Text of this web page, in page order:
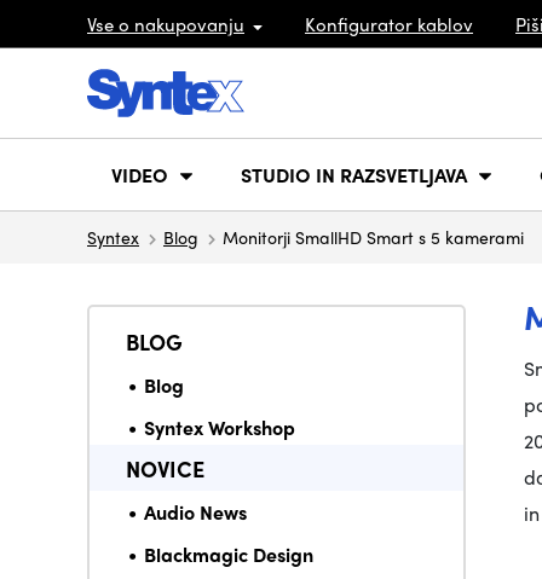
Vse o nakupovanju Konfigurator kablov
VIDEO STUDIO IN RAZSVETLJAVA
Syntex Blog Monitorji SmallHD Smart s 5 kamerami
BLOG
Blog
Syntex Workshop
NOVICE
Audio News
Blackmagic Design